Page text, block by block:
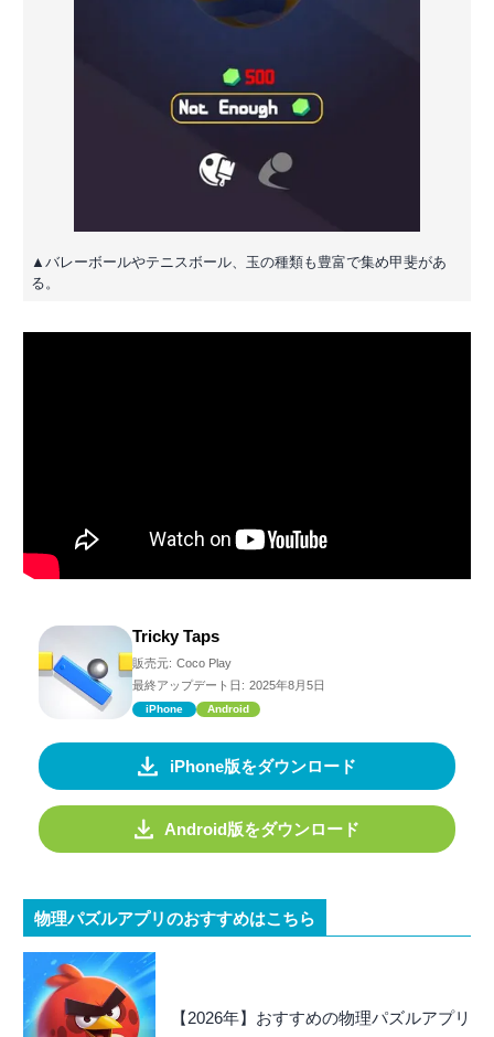
▲バレーボールやテニスボール、玉の種類も豊富で集め甲斐があ
る。
Tricky Taps
販売元: Coco Play
最終アップデート日: 2025年8月5日
iPhone Android
iPhone版をダウンロード
Android版をダウンロード
物理パズルアプリのおすすめはこちら
【2026年】おすすめの物理パズルアプリ